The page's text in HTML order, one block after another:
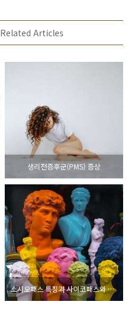
Related Articles
생리전증후군(PMS) 증상
소시오패스 특징과 사이코패스와 차이점